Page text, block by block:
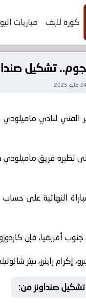
كورة لايف مباريات
تشكيل
24 مايو 2025
الفني لنادي
نظيره فريق
النهائية على
أفريقيا، فإن
إكرام راينرز، بيتر
صنداونز من: